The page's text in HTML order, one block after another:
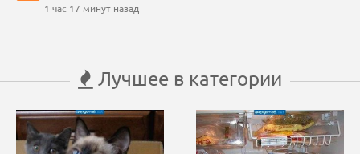
1 час 17 минут назад
Лучшее в категории